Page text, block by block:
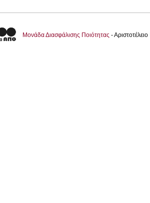
Μονάδα Διασφάλισης Ποιότητας -